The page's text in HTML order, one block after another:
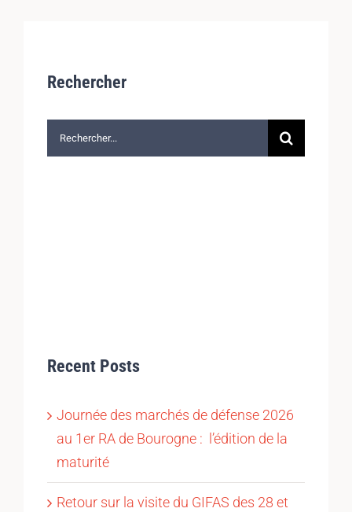
Rechercher
Rechercher:
Recent Posts
Journée des marchés de défense 2026
au 1er RA de Bourogne : l’édition de la
maturité
Retour sur la visite du GIFAS des 28 et